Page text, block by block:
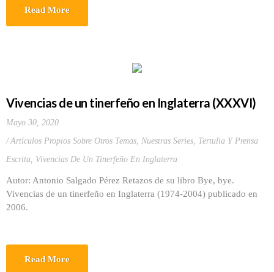
Read More
Vivencias de un tinerfeño en Inglaterra (XXXVI)
Mayo 30, 2020
Artículos Propios Sobre Otros Temas, Nuestras Series, Tertulia Y Prensa
Escrita, Vivencias De Un Tinerfeño En Inglaterra
Autor: Antonio Salgado Pérez Retazos de su libro Bye, bye.
Vivencias de un tinerfeño en Inglaterra (1974-2004) publicado en
2006.
Read More